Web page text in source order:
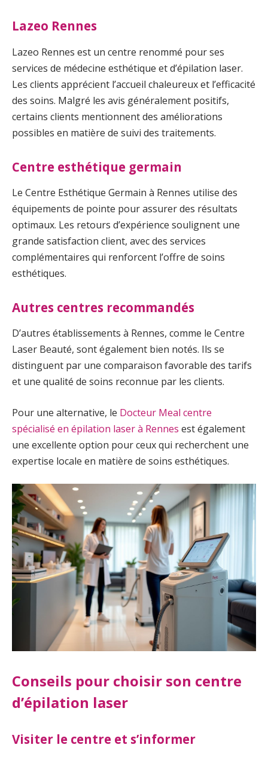
Lazeo Rennes
Lazeo Rennes est un centre renommé pour ses
services de médecine esthétique et d’épilation laser.
Les clients apprécient l’accueil chaleureux et l’efficacité
des soins. Malgré les avis généralement positifs,
certains clients mentionnent des améliorations
possibles en matière de suivi des traitements.
Centre esthétique germain
Le Centre Esthétique Germain à Rennes utilise des
équipements de pointe pour assurer des résultats
optimaux. Les retours d’expérience soulignent une
grande satisfaction client, avec des services
complémentaires qui renforcent l’offre de soins
esthétiques.
Autres centres recommandés
D’autres établissements à Rennes, comme le Centre
Laser Beauté, sont également bien notés. Ils se
distinguent par une comparaison favorable des tarifs
et une qualité de soins reconnue par les clients.
Pour une alternative, le Docteur Meal centre
spécialisé en épilation laser à Rennes est également
une excellente option pour ceux qui recherchent une
expertise locale en matière de soins esthétiques.
Conseils pour choisir son centre
d’épilation laser
Visiter le centre et s’informer